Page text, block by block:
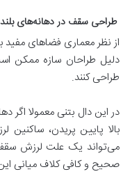
طراحی سقف در دهانههای بلند
از نظر معماری فضاهای مفید
دلیل طراحان سازه ممکن
طراحی کنند.
بالا پایین پریدن،
می‌تواند یک علت لرزش سقف
صحیح و کافی کلاف میانی